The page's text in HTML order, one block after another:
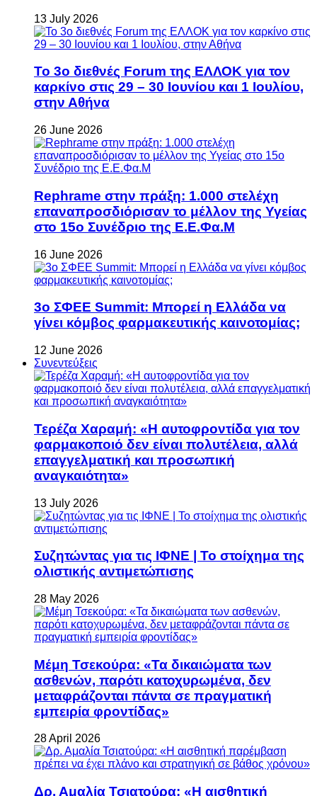
13 July 2026
Το 3ο διεθνές Forum της ΕΛΛΟΚ για τον
καρκίνο στις 29 – 30 Ιουνίου και 1 Ιουλίου,
στην Αθήνα
26 June 2026
Rephrame στην πράξη: 1.000 στελέχη
επαναπροσδιόρισαν το μέλλον της Υγείας
στο 15ο Συνέδριο της Ε.Ε.Φα.Μ
16 June 2026
3ο ΣΦΕΕ Summit: Μπορεί η Ελλάδα να
γίνει κόμβος φαρμακευτικής καινοτομίας;
12 June 2026
Συνεντεύξεις
Τερέζα Χαραμή: «Η αυτοφροντίδα για τον
φαρμακοποιό δεν είναι πολυτέλεια, αλλά
επαγγελματική και προσωπική
αναγκαιότητα»
13 July 2026
Συζητώντας για τις ΙΦΝΕ | Το στοίχημα της
ολιστικής αντιμετώπισης
28 May 2026
Μέμη Τσεκούρα: «Τα δικαιώματα των
ασθενών, παρότι κατοχυρωμένα, δεν
μεταφράζονται πάντα σε πραγματική
εμπειρία φροντίδας»
28 April 2026
Δρ. Αμαλία Τσιατούρα: «Η αισθητική